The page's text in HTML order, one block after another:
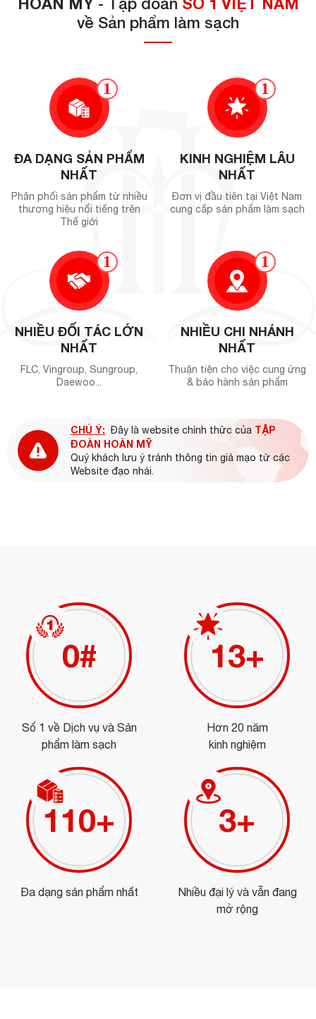
HOÀN MỸ - Tập đoàn SỐ 1 VIỆT NAM
về Sản phẩm làm sạch
1
ĐA DẠNG SẢN PHẨM
NHẤT
Phân phối sản phẩm từ nhiều
thương hiệu nổi tiếng trên
Thế giới
1
KINH NGHIỆM LÂU
NHẤT
Đơn vị đầu tiên tại Việt Nam
cung cấp sản phẩm làm sạch
1
NHIỀU ĐỐI TÁC LỚN
NHẤT
FLC, Vingroup, Sungroup,
Daewoo...
1
NHIỀU CHI NHÁNH
NHẤT
Thuận tiện cho việc cung ứng
& bảo hành sản phẩm
CHÚ Ý: Đây là website chính thức của TẬP
ĐOÀN HOÀN MỸ
Quý khách lưu ý tránh thông tin giả mạo từ các
Website đạo nhái.
0#
Số 1 về Dịch vụ và Sản
phẩm làm sạch
15+
Hơn 20 năm
kinh nghiệm
124+
Đa dạng sản phẩm nhất
3+
Nhiều đại lý và vẫn đang
mở rộng